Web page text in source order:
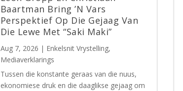
Baartman Bring ’N Vars
Perspektief Op Die Gejaag Van
Die Lewe Met “Saki Maki”
Aug 7, 2026 | Enkelsnit Vrystelling,
Mediaverklarings
Tussen die konstante geraas van die nuus,
ekonomiese druk en die daaglikse gejaag om